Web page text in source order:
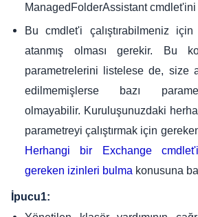
ManagedFolderAssistant
Bu cmdlet'i çalıştırabilmeniz
atanmış olması gerekir. Bu
parametrelerini listelese de, size
edilmemişlerse bazı
olmayabilir. Kuruluşunuzdaki
parametreyi çalıştırmak için
Herhangi bir Exchange
gereken izinleri bulma konusuna
İpucu1: